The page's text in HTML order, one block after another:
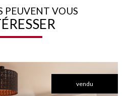
PEUVENT VOUS
vendu